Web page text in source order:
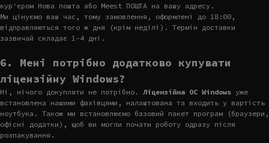
кур'єром Нова пошта або Meest ПОШТА на вашу адресу.
Ми цінуємо ваш час, тому замовлення, оформлені до 18:00,
відправляються того ж дня (крім неділі). Термін доставки
зазвичай складає 1-4 дні.
6. Мені потрібно додатково купувати
ліцензійну Windows?
Ні, нічого докупляти не потрібно. Ліцензійна ОС Windows уже
встановлена нашими фахівцями, налаштована та входить у вартість
ноутбука. Також ми встановлюємо базовий пакет програм (браузери,
офісні додатки), щоб ви могли почати роботу одразу після
розпакування.